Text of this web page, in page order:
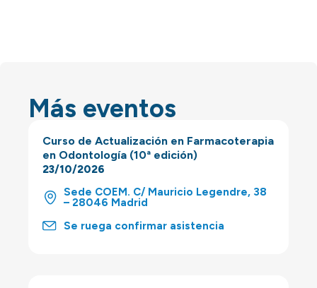
Más eventos
Curso de Actualización en Farmacoterapia
en Odontología (10ª edición)
23/10/2026
Sede COEM. C/ Mauricio Legendre, 38
– 28046 Madrid
Se ruega confirmar asistencia